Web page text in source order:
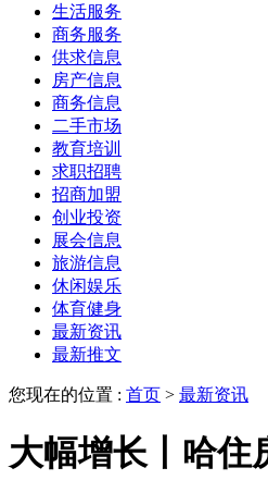
生活服务
商务服务
供求信息
房产信息
商务信息
二手市场
教育培训
求职招聘
招商加盟
创业投资
展会信息
旅游信息
休闲娱乐
体育健身
最新资讯
最新推文
您现在的位置 : 首页 > 最新资讯
大幅增长丨哈住